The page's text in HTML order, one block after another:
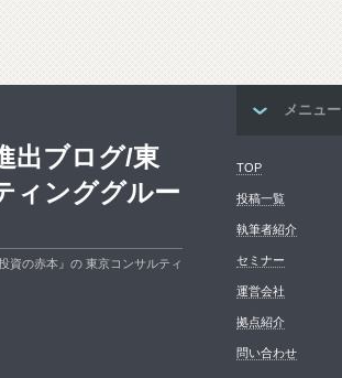
メニュー
TOP
投稿一覧
執筆者紹介
セミナー
運営会社
拠点紹介
問い合わせ
出ブログ/東
ィンググルー
資の赤本』の 東京コンサルティ